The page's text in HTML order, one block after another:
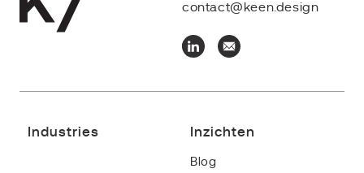
contact@keen.design
Industries Inzichten
Blog